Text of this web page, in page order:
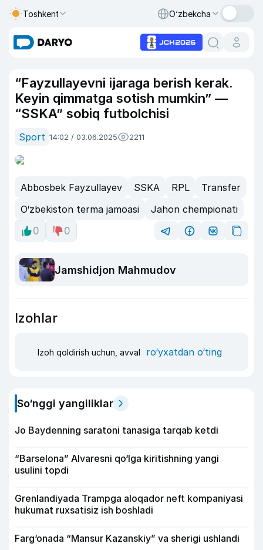
Toshkent O‘zbekcha
“Fayzullayevni ijaraga berish kerak.
Keyin qimmatga sotish mumkin” —
“SSKA” sobiq futbolchisi
Sport 14:02 / 03.06.2025 2211
Abbosbek Fayzullayev SSKA RPL
Transfer
O‘zbekiston terma jamoasi
Jahon chempionati
0
0
Jamshidjon Mahmudov
Izohlar
Izoh qoldirish uchun, avval ro‘yxatdan o‘ting
So‘nggi yangiliklar
Jo Baydenning saratoni tanasiga tarqab ketdi
“Barselona” Alvaresni qo‘lga kiritishning yangi
usulini topdi
Grenlandiyada Trampga aloqador neft kompaniyasi
hukumat ruxsatisiz ish boshladi
Farg‘onada “Mansur Kazanskiy” va sherigi ushlandi